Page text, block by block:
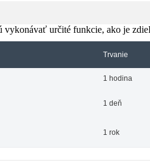
vykonávať určité funkcie, ako je
Trvanie
1 hodina
1 deň
1 rok